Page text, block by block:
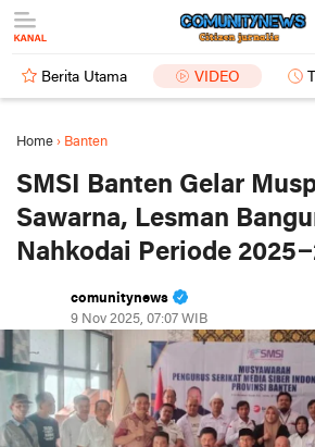
Berita Utama VIDEO
Home › Banten
SMSI Banten Gelar
Sawarna, Lesman
Nahkodai Periode
comunitynews
9 Nov 2025, 07:07 WIB